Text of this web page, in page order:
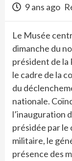
9 ans ago
Le Musée
dimanche du
président de la
le cadre de la
du
nationale.
l’inauguration
présidée par le
militaire, le
présence des